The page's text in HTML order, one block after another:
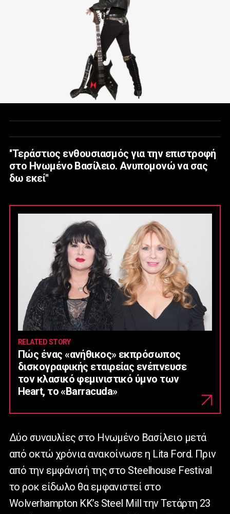
''Τεράστιος ενθουσιασμός για την επιστροφή
στο Ηνωμένο Βασίλειο. Ανυπομονώ να σας
δω εκεί''
RELATED STORY
Πώς ένας «ανήθικος» εκπρόσωπος
δισκογραφικής εταιρείας ενέπνευσε
τον κλασικό φεμινιστικό ύμνο των
Heart, το «Barracuda»
Δύο συναυλίες στο Ηνωμένο Βασίλειο μετά
από οκτώ χρόνια ανακοίνωσε η Lita Ford. Πριν
από την εμφάνισή της στο Steelhouse Festival
το ροκ είδωλο θα εμφανιστεί στο
Wolverhampton KK’s Steel Mill την Τετάρτη 23